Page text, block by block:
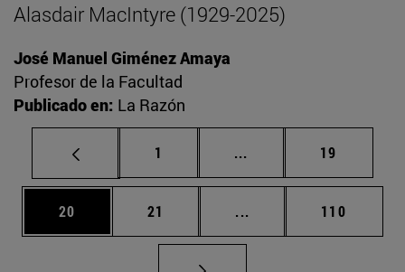
Alasdair MacIntyre (1929-2025)
José Manuel Giménez Amaya
Profesor de la Facultad
Publicado en: La Razón
Página
1 ... Páginas intermedias
Página
19
Página
20 Página
21 ... Páginas intermedias
Página
110